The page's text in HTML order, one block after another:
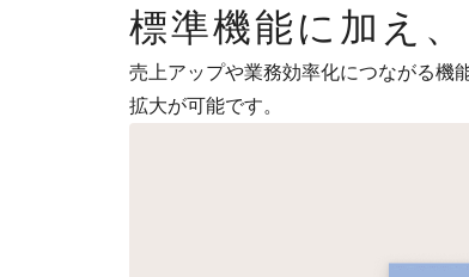
標準機能に加え
売上アップや業務効率化につながる機
拡大が可能です。